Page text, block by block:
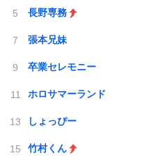
長野専務
張本兄妹
卒業セレモニー
ホロサマーランド
しょっぴー
竹村くん